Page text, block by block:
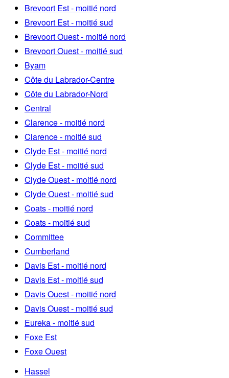
Brevoort Est - moitié nord
Brevoort Est - moitié sud
Brevoort Ouest - moitié nord
Brevoort Ouest - moitié sud
Byam
Côte du Labrador-Centre
Côte du Labrador-Nord
Central
Clarence - moitié nord
Clarence - moitié sud
Clyde Est - moitié nord
Clyde Est - moitié sud
Clyde Ouest - moitié nord
Clyde Ouest - moitié sud
Coats - moitié nord
Coats - moitié sud
Committee
Cumberland
Davis Est - moitié nord
Davis Est - moitié sud
Davis Ouest - moitié nord
Davis Ouest - moitié sud
Eureka - moitié sud
Foxe Est
Foxe Ouest
Hassel